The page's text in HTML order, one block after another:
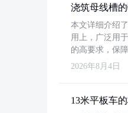
浇筑母线槽
本文详细介绍
用上，广泛用
的高要求，保
2026年8月4日
13米平板车